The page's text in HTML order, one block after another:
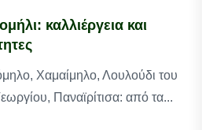
καλλιέργεια και
Χαμαίμηλο, Λουλούδι του
Παναϊρίτισα: από τα...